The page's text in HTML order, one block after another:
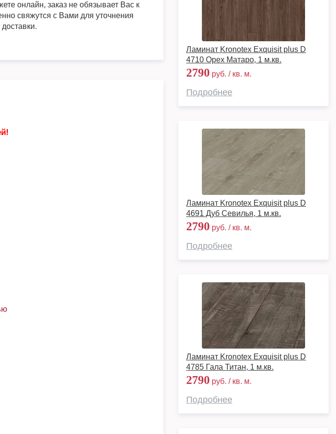
онлайн, заказ не обязывает Вас к
свяжутся с Вами для уточнения
Ламинат Kronotex Exquisit plus D
4710 Орех Матаро, 1 м.кв.
2790 руб. / кв. м.
Подробнее
Ламинат Kronotex Exquisit plus D
4691 Дуб Севилья, 1 м.кв.
2790 руб. / кв. м.
Подробнее
Ламинат Kronotex Exquisit plus D
4785 Гала Титан, 1 м.кв.
2790 руб. / кв. м.
Подробнее